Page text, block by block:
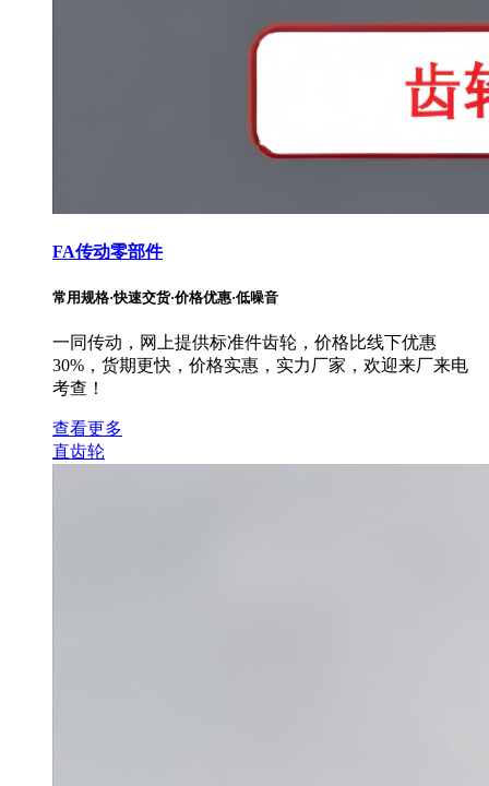
FA传动零部件
常用规格·快速交货·价格优惠·低噪音
一同传动，网上提供标准件齿轮，价格比线下优惠
30%，货期更快，价格实惠，实力厂家，欢迎来厂来电
考查！
查看更多
直齿轮